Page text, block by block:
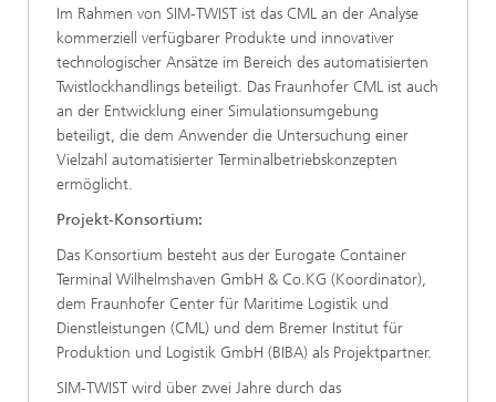
Im Rahmen von SIM-TWIST ist das CML an der Analyse
kommerziell verfügbarer Produkte und innovativer
technologischer Ansätze im Bereich des automatisierten
Twistlockhandlings beteiligt. Das Fraunhofer CML ist auch
an der Entwicklung einer Simulationsumgebung
beteiligt, die dem Anwender die Untersuchung einer
Vielzahl automatisierter Terminalbetriebskonzepten
ermöglicht.
Projekt-Konsortium:
Das Konsortium besteht aus der Eurogate Container
Terminal Wilhelmshaven GmbH & Co.KG (Koordinator),
dem Fraunhofer Center für Maritime Logistik und
Dienstleistungen (CML) und dem Bremer Institut für
Produktion und Logistik GmbH (BIBA) als Projektpartner.
SIM-TWIST wird über zwei Jahre durch das